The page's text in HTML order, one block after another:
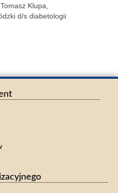
Klupa,
d/s diabetologii